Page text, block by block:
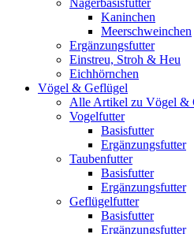
Kaninchen
Meerschweinchen
Ergänzungsfutter
Einstreu, Stroh & Heu
Eichhörnchen
Vögel & Geflügel
Alle Artikel zu Vögel &
Vogelfutter
Basisfutter
Ergänzungsfutter
Taubenfutter
Basisfutter
Ergänzungsfutter
Geflügelfutter
Basisfutter
Ergänzungsfutter